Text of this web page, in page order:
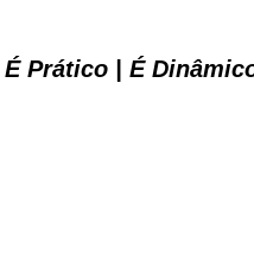
Prático | É